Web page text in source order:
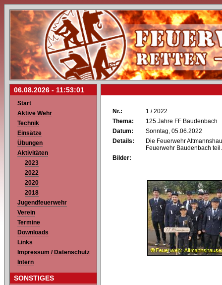
06.08.2026 - 11:53:01
Start
Aktive Wehr
Technik
Einsätze
Übungen
Aktivitäten
2023
2022
2020
2018
Jugendfeuerwehr
Verein
Termine
Downloads
Links
Impressum / Datenschutz
Intern
SONSTIGES
Nr.:
1 / 2022
Thema:
125 Jahre FF Baudenbach
Datum:
Sonntag, 05.06.2022
Details:
Die Feuerwehr
Feuerwehr Baudenbach teil.
Bilder: